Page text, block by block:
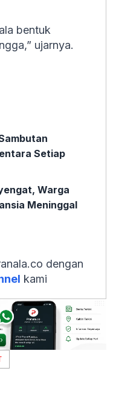
bentuk
ujarnya.
Setiap
Warga
Meninggal
dengan
kami